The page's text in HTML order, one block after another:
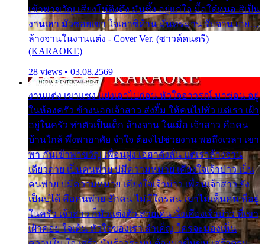
เข้าพาขวัญ เสียงโห่ตึงตึง มันซึ้ง อยู่แก่ใจ มื้อใด๋หนอ สิเป็น
งานเฮา มัวซอยเขา ใจเฮาซิด้าน มันทรมาน จับจาน เอย…
ล้างจานในงานแต่ง - Cover Ver. (ซาวด์ดนตรี)
(KARAOKE)
28 views • 03.08.2569
งานแต่ง เขาแซง แย่งเอาไปก่อน หัวใจอาวรณ์ มาซ่อน อยู่
ในห้องครัว ข้างนอกเจ้าสาว ส่งยิ้ม ให้คนไปทั่ว แต่เรา เฝ้า
อยู่ในครัว ทำตัวเป็นเด็ก ล้างจาน ในเมื่อ เจ้าสาว คือคน
บ้านใกล้ พึ่งพาอาศัย จำใจ ต้องไปช่วยงาน พอถึงเวลา เขา
พา กันเข้าพาขวัญ เพื่อนฝูง เฮฮาดังลั่น แต่เราล้างจาน
เดียวดาย เป็นคนพ่าย บ่มีความหมาย เคียงใจเจ้าบ่าว เป็น
คนพ่าย บ่มีความหมาย เคียงใจเจ้าบ่าว เพื่อนเจ้าสาว ยัง
เป็นบ่ได้ คือคนพ่าย ฮักคน ไม่มีใครสน เขาไม่เห็นคน ที่อยู่
ในครัว เจ้าสาว ก็มัวแต่งตัว สวยเด่น นั่งเคียงเจ้าบ่าว ที่เขา
เฝ้าคอย ใจเต้น หัวใจของเรา ลำเค็ญ ใครจะมองเห็น